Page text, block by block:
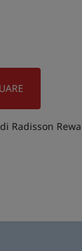
Radisson